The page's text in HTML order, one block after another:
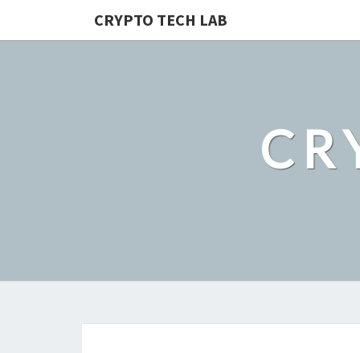
CRYPTO TECH LAB